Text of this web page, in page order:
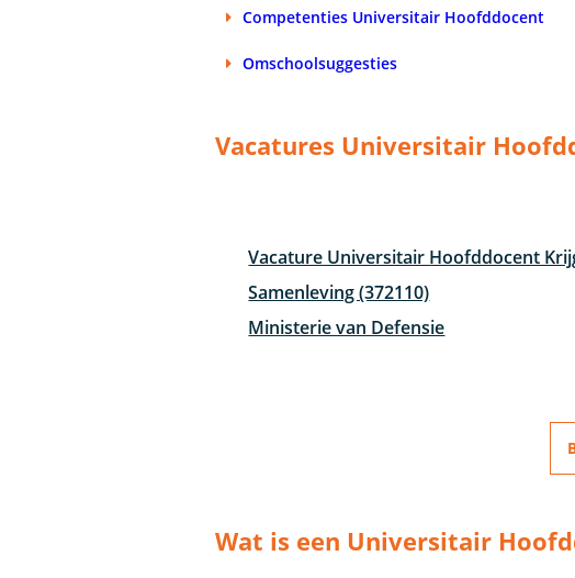
Competenties Universitair Hoofddocent
Omschoolsuggesties
Vacatures Universitair
Vacature Universitair Hoofddocent
Samenleving (372110)
Ministerie van Defensie
Wat is een Universitair